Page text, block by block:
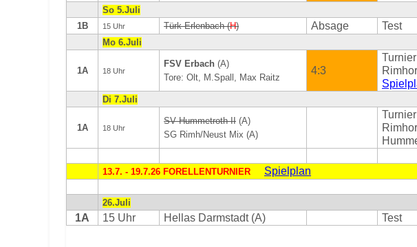
So 5.Juli
1B
15 Uhr Türk Erlenbach (H) Absage Test
Mo 6.Juli
1A 18 Uhr
FSV Erbach (A)
Tore: Olt, M.Spall, Max Raitz
4:3
Di 7.Juli
1A 18 Uhr
SV Hummetroth II (A)
SG Rimh/Neust Mix (A)
13.7. - 19.7.26 FORELLENTURNIER Spielplan
26.Juli
1A 15 Uhr Hellas Darmstadt (A) Test